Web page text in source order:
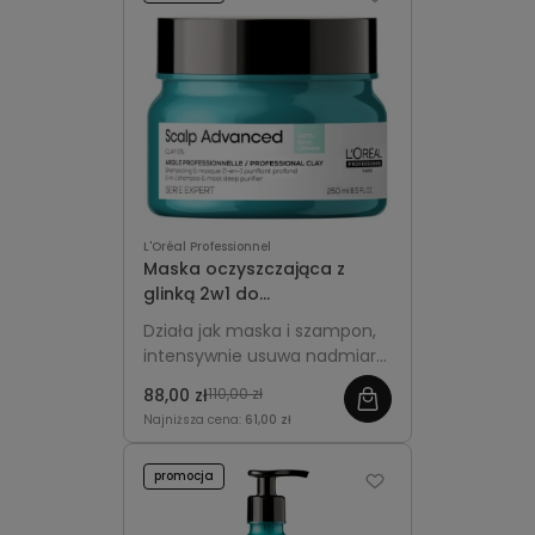
L'Oréal Professionnel
Maska oczyszczająca z
glinką 2w1 do
przetłuszczającej się skóry
głowy 250ml - L'Oréal
Professionnel Scalp
Advanced Anti-Oiliness
Działa jak maska i szampon,
intensywnie usuwa nadmiar
sebum i toksyn, odświeża
włosy oraz przywraca
równowagę skórze głowy.
88,00 zł110,00 zł
Najniższa cena: 61,00 zł
promocja